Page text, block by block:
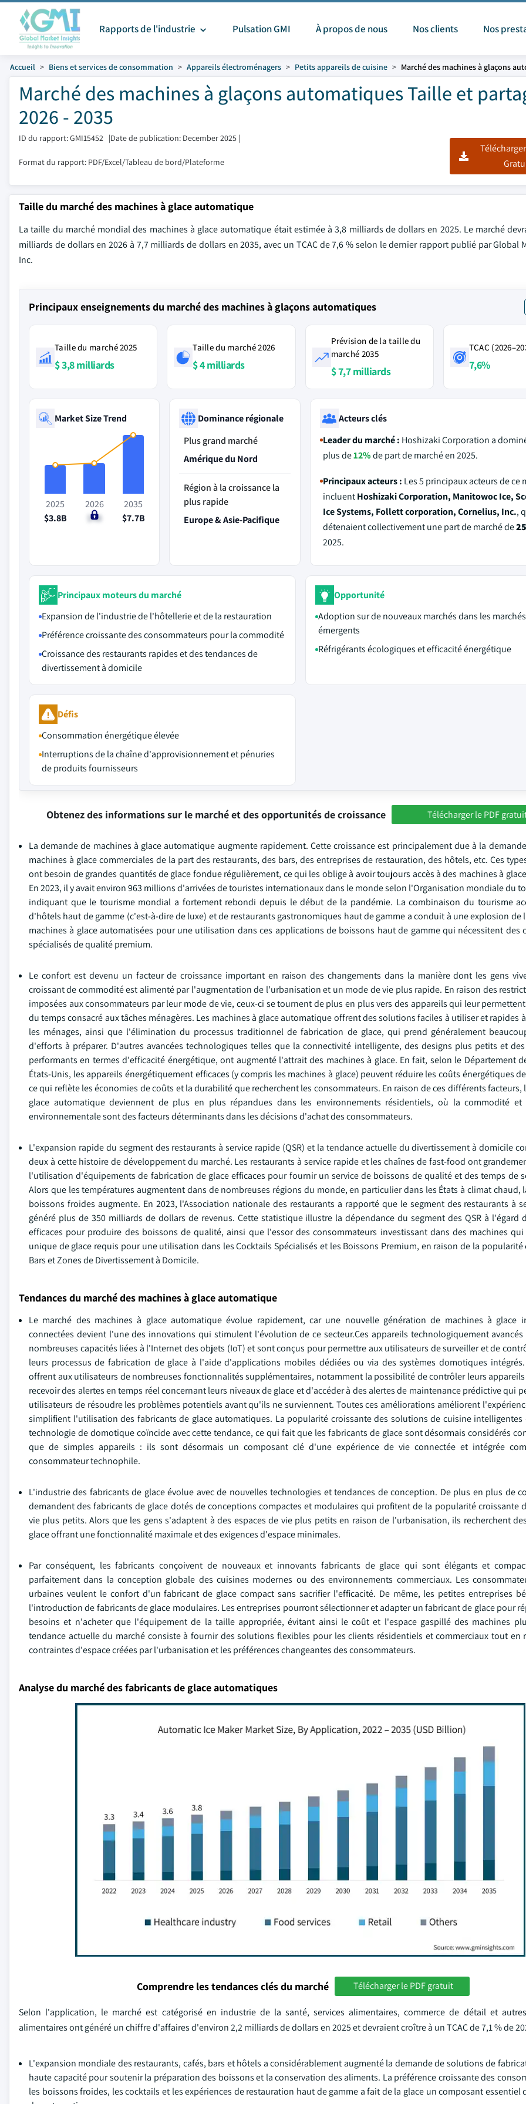
Rapports de l'industrie Pulsation GMI À propos de nous Nos clients Nos
Accueil Biens et services de consommation Appareils électroménagers Petits appareils de cuisine Marché des machines à glaçons
Marché des machines à glaçons automatiques Taille et
2026 - 2035
ID du rapport: GMI15452 |Date de publication: December 2025 |
Format du rapport: PDF/Excel/Tableau de bord/Plateforme
Taille du marché des machines à glace automatique
La taille du marché mondial des machines à glace automatique était estimée à 3,8 milliards de dollars en 2025. Le marché
milliards de dollars en 2026 à 7,7 milliards de dollars en 2035, avec un TCAC de 7,6 % selon le dernier rapport publié par Global
Inc.
Principaux enseignements du marché des machines à glaçons automatiques
Taille du marché 2025
$ 3,8 milliards
Taille du marché 2026
$ 4 milliards
Prévision de la taille du
marché 2035
$ 7,7 milliards
TCAC
7,6%
Market Size Trend
2025
$3.8B
2026
$4B
2035
$7.7B
Dominance régionale
Plus grand marché
Amérique du Nord
Région à la croissance la
plus rapide
Europe & Asie-Pacifique
Acteurs clés
Leader du marché : Hoshizaki Corporation a
plus de12%de part de marché en 2025.
Principaux acteurs : Les 5 principaux acteurs de ce
incluentHoshizaki Corporation, Manitowoc Ice,
Ice Systems, Follett corporation, Cornelius, Inc.,
détenaient collectivement une part de marché de
2025.
Principaux moteurs du marché
Expansion de l'industrie de l'hôtellerie et de la restauration
Préférence croissante des consommateurs pour la commodité
Croissance des restaurants rapides et des tendances de
divertissement à domicile
Opportunité
Adoption sur de nouveaux marchés dans les marchés
émergents
Réfrigérants écologiques et efficacité énergétique
Défis
Consommation énergétique élevée
Interruptions de la chaîne d'approvisionnement et pénuries
de produits fournisseurs
Obtenez des informations sur le marché et des opportunités de croissance Télécharger le PDF
La demande de machines à glace automatique augmente rapidement. Cette croissance est principalement due à la
machines à glace commerciales de la part des restaurants, des bars, des entreprises de restauration, des hôtels, etc. Ces
ont besoin de grandes quantités de glace fondue régulièrement, ce qui les oblige à avoir toujours accès à des machines à
En 2023, il y avait environ 963 millions d'arrivées de touristes internationaux dans le monde selon l'Organisation mondiale du
indiquant que le tourisme mondial a fortement rebondi depuis le début de la pandémie. La combinaison du tourisme
d'hôtels haut de gamme (c'est-à-dire de luxe) et de restaurants gastronomiques haut de gamme a conduit à une explosion de
machines à glace automatisées pour une utilisation dans ces applications de boissons haut de gamme qui nécessitent des
spécialisés de qualité premium.
Le confort est devenu un facteur de croissance important en raison des changements dans la manière dont les gens
croissant de commodité est alimenté par l'augmentation de l'urbanisation et un mode de vie plus rapide. En raison des
imposées aux consommateurs par leur mode de vie, ceux-ci se tournent de plus en plus vers des appareils qui leur
du temps consacré aux tâches ménagères. Les machines à glace automatique offrent des solutions faciles à utiliser et rapides
les ménages, ainsi que l'élimination du processus traditionnel de fabrication de glace, qui prend généralement
d'efforts à préparer. D'autres avancées technologiques telles que la connectivité intelligente, des designs plus petits et
performants en termes d'efficacité énergétique, ont augmenté l'attrait des machines à glace. En fait, selon le Département
États-Unis, les appareils énergétiquement efficaces (y compris les machines à glace) peuvent réduire les coûts énergétiques
ce qui reflète les économies de coûts et la durabilité que recherchent les consommateurs. En raison de ces différents facteurs,
glace automatique deviennent de plus en plus répandues dans les environnements résidentiels, où la commodité et
environnementale sont des facteurs déterminants dans les décisions d'achat des consommateurs.
L'expansion rapide du segment des restaurants à service rapide (QSR) et la tendance actuelle du divertissement à domicile
deux à cette histoire de développement du marché. Les restaurants à service rapide et les chaînes de fast-food ont
l'utilisation d'équipements de fabrication de glace efficaces pour fournir un service de boissons de qualité et des temps de
Alors que les températures augmentent dans de nombreuses régions du monde, en particulier dans les États à climat chaud,
boissons froides augmente. En 2023, l'Association nationale des restaurants a rapporté que le segment des restaurants à
généré plus de 350 milliards de dollars de revenus. Cette statistique illustre la dépendance du segment des QSR à l'égard
efficaces pour produire des boissons de qualité, ainsi que l'essor des consommateurs investissant dans des machines
unique de glace requis pour une utilisation dans les Cocktails Spécialisés et les Boissons Premium, en raison de la popularité
Bars et Zones de Divertissement à Domicile.
Tendances du marché des machines à glace automatique
Le marché des machines à glace automatique évolue rapidement, car une nouvelle génération de machines à glace
connectées devient l'une des innovations qui stimulent l'évolution de ce secteur.Ces appareils technologiquement
nombreuses capacités liées à l'Internet des objets (IoT) et sont conçus pour permettre aux utilisateurs de surveiller et de
leurs processus de fabrication de glace à l'aide d'applications mobiles dédiées ou via des systèmes domotiques intégrés.
offrent aux utilisateurs de nombreuses fonctionnalités supplémentaires, notamment la possibilité de contrôler leurs
recevoir des alertes en temps réel concernant leurs niveaux de glace et d'accéder à des alertes de maintenance prédictive qui
utilisateurs de résoudre les problèmes potentiels avant qu'ils ne surviennent. Toutes ces améliorations améliorent
simplifient l'utilisation des fabricants de glace automatiques. La popularité croissante des solutions de cuisine intelligentes
technologie de domotique coïncide avec cette tendance, ce qui fait que les fabricants de glace sont désormais considérés
que de simples appareils : ils sont désormais un composant clé d'une expérience de vie connectée et intégrée
consommateur technophile.
L'industrie des fabricants de glace évolue avec de nouvelles technologies et tendances de conception. De plus en plus de
demandent des fabricants de glace dotés de conceptions compactes et modulaires qui profitent de la popularité croissante
vie plus petits. Alors que les gens s'adaptent à des espaces de vie plus petits en raison de l'urbanisation, ils recherchent
glace offrant une fonctionnalité maximale et des exigences d'espace minimales.
Par conséquent, les fabricants conçoivent de nouveaux et innovants fabricants de glace qui sont élégants et
parfaitement dans la conception globale des cuisines modernes ou des environnements commerciaux. Les
urbaines veulent le confort d'un fabricant de glace compact sans sacrifier l'efficacité. De même, les petites entreprises
l'introduction de fabricants de glace modulaires. Les entreprises pourront sélectionner et adapter un fabricant de glace pour
besoins et n'acheter que l'équipement de la taille appropriée, évitant ainsi le coût et l'espace gaspillé des machines
tendance actuelle du marché consiste à fournir des solutions flexibles pour les clients résidentiels et commerciaux tout en
contraintes d'espace créées par l'urbanisation et les préférences changeantes des consommateurs.
Analyse du marché des fabricants de glace automatiques
Comprendre les tendances clés du marché Télécharger le PDF gratuit
Selon l'application, le marché est catégorisé en industrie de la santé, services alimentaires, commerce de détail et
alimentaires ont généré un chiffre d'affaires d'environ 2,2 milliards de dollars en 2025 et devraient croître à un TCAC de 7,1 % de
L'expansion mondiale des restaurants, cafés, bars et hôtels a considérablement augmenté la demande de solutions de
haute capacité pour soutenir la préparation des boissons et la conservation des aliments. La préférence croissante des
les boissons froides, les cocktails et les expériences de restauration haut de gamme a fait de la glace un composant essentiel